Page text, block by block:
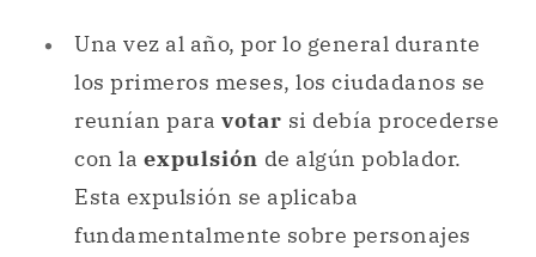
Una vez al año, por lo general durante
los primeros meses, los ciudadanos se
reunían para votar si debía procederse
con la expulsión de algún poblador.
Esta expulsión se aplicaba
fundamentalmente sobre personajes